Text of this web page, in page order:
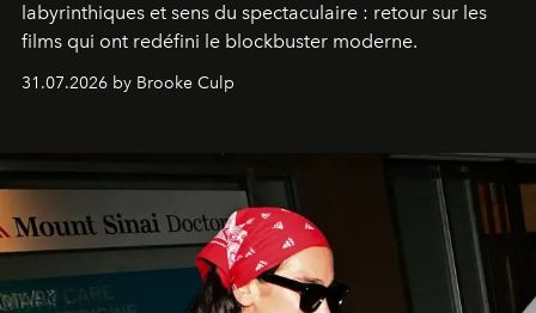
labyrinthiques et sens du spectaculaire : retour sur les
films qui ont redéfini le blockbuster moderne.
31.07.2026 by Brooke Culp